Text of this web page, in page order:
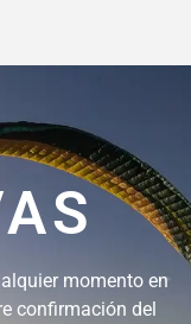
momento en
confirmación del